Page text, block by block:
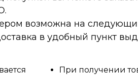
возможна на
в удобный пункт
При получении